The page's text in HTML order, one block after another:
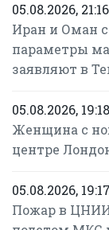
05.08.2026, 21:16
Иран и Оман
параметры
заявляют в
05.08.2026, 19:18
Женщина с
центре
05.08.2026, 19:17
Пожар в